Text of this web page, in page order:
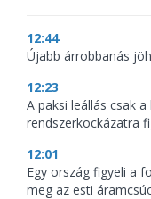
12:44
Újabb árrobbanás
12:23
A paksi leállás csak
rendszerkockázatra
12:01
Egy ország figyeli a
meg az esti